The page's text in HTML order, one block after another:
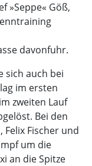
»Seppe« Göß,
davonfuhr.
sich auch bei
im ersten
zweiten Lauf
Bei den
Fischer und
um die
an die Spitze